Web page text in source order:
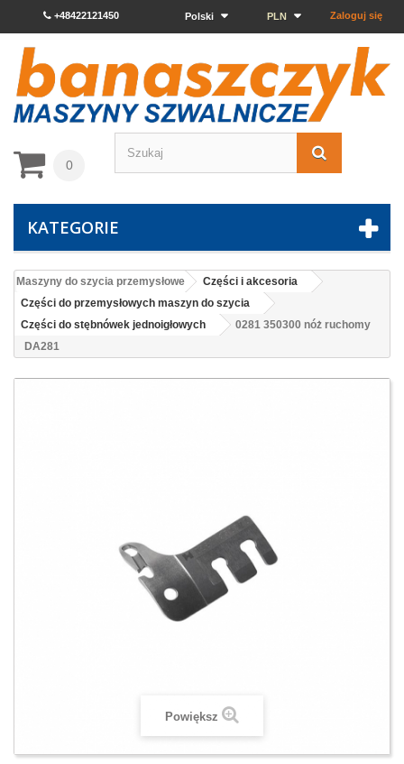
Zaloguj się
PLN
Polski
+48422121450
0
KATEGORIE
Maszyny do szycia przemysłowe
Części i akcesoria
Części do przemysłowych maszyn do szycia
Części do stębnówek jednoigłowych
0281 350300 nóż ruchomy
DA281
Powiększ